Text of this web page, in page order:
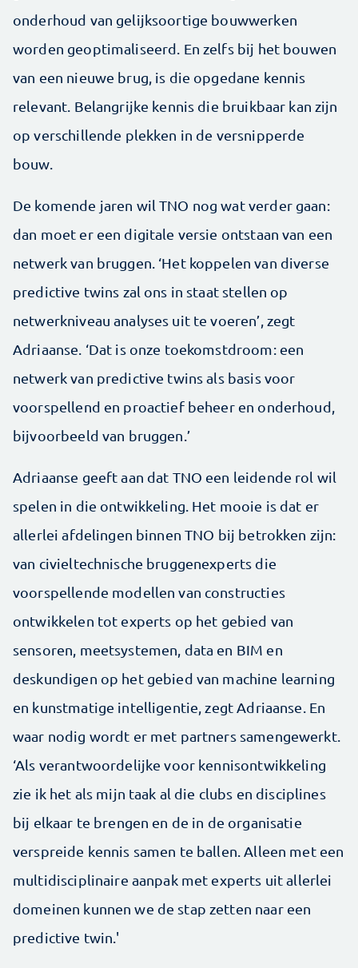
onderhoud van gelijksoortige bouwwerken
worden geoptimaliseerd. En zelfs bij het bouwen
van een nieuwe brug, is die opgedane kennis
relevant. Belangrijke kennis die bruikbaar kan zijn
op verschillende plekken in de versnipperde
bouw.
De komende jaren wil TNO nog wat verder gaan:
dan moet er een digitale versie ontstaan van een
netwerk van bruggen. ‘Het koppelen van diverse
predictive twins zal ons in staat stellen op
netwerkniveau analyses uit te voeren’, zegt
Adriaanse. ‘Dat is onze toekomstdroom: een
netwerk van predictive twins als basis voor
voorspellend en proactief beheer en onderhoud,
bijvoorbeeld van bruggen.’
Adriaanse geeft aan dat TNO een leidende rol wil
spelen in die ontwikkeling. Het mooie is dat er
allerlei afdelingen binnen TNO bij betrokken zijn:
van civieltechnische bruggenexperts die
voorspellende modellen van constructies
ontwikkelen tot experts op het gebied van
sensoren, meetsystemen, data en BIM en
deskundigen op het gebied van machine learning
en kunstmatige intelligentie, zegt Adriaanse. En
waar nodig wordt er met partners samengewerkt.
‘Als verantwoordelijke voor kennisontwikkeling
zie ik het als mijn taak al die clubs en disciplines
bij elkaar te brengen en de in de organisatie
verspreide kennis samen te ballen. Alleen met een
multidisciplinaire aanpak met experts uit allerlei
domeinen kunnen we de stap zetten naar een
predictive twin.'